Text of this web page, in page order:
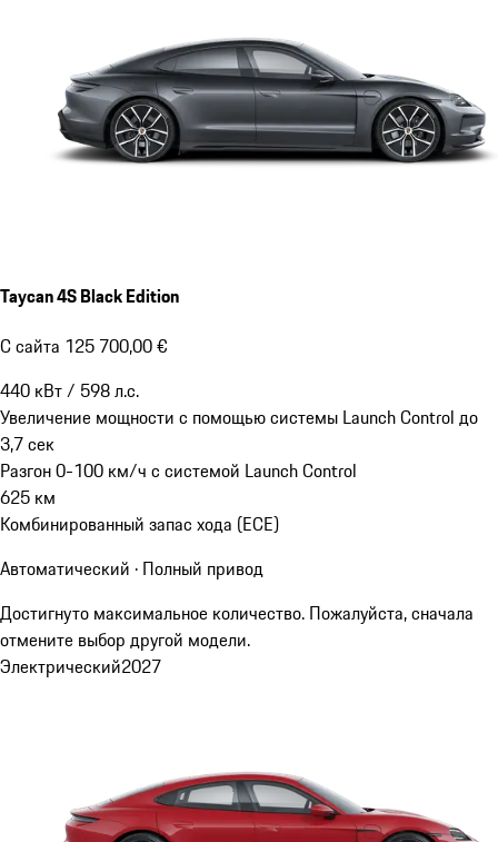
Taycan 4S Black Edition
С сайта 125 700,00 €
440 кВт/ 598л.с.
Увеличение мощности с помощью системы Launch Control до
3,7сек
Разгон 0-100 км/ч с системой Launch Control
625 км
Комбинированный запас хода (ECE)
Автоматический · Полный привод
Достигнуто максимальное количество. Пожалуйста, сначала
отмените выбор другой модели.
Электрический2027